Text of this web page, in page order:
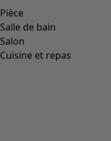
Pièce
Salle de bain
Salon
Cuisine et repas